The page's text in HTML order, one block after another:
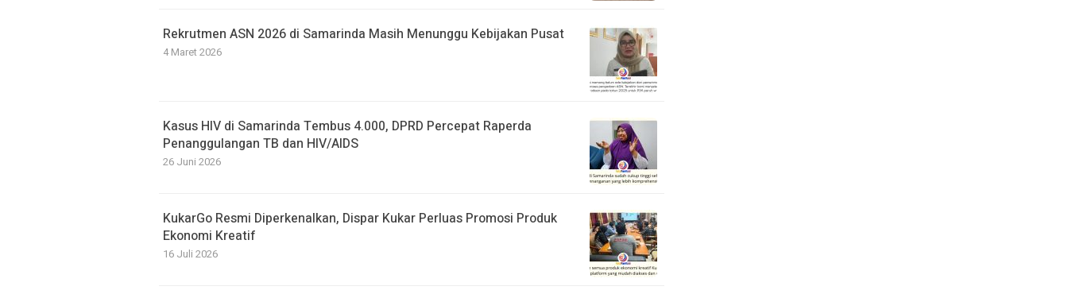
Rekrutmen ASN 2026 di Samarinda Masih Menunggu Kebijakan Pusat
4 Maret 2026
Kasus HIV di Samarinda Tembus 4.000, DPRD Percepat Raperda
Penanggulangan TB dan HIV/AIDS
26 Juni 2026
KukarGo Resmi Diperkenalkan, Dispar Kukar Perluas Promosi Produk
Ekonomi Kreatif
16 Juli 2026